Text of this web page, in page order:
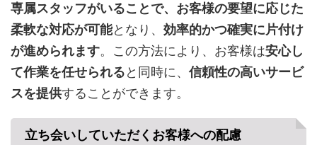
専属スタッフがいることで、お客様の要望に応じた
柔軟な対応が可能となり、 効率的かつ確実に片付け
が進められます。この方法により、お客様は安心し
て作業を任せられると同時に、 信頼性の高いサービ
スを提供することができます。
立ち会いしていただくお客様への配慮